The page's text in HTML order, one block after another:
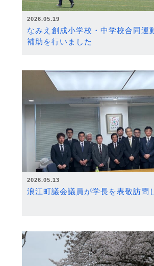
2026.05.19
なみえ創成小学校・中学校合同運
補助を行いました
2026.05.13
浪江町議会議員が学長を表敬訪問